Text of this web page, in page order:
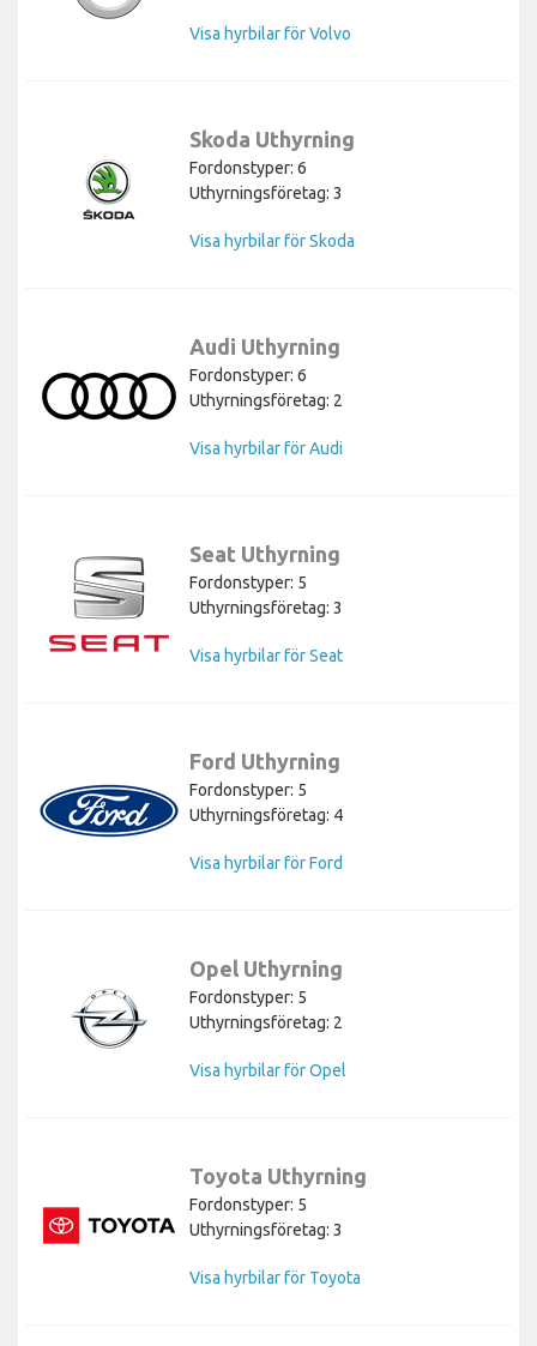
Visa hyrbilar för Volvo
Skoda Uthyrning
Fordonstyper: 6
Uthyrningsföretag: 3
Visa hyrbilar för Skoda
Audi Uthyrning
Fordonstyper: 6
Uthyrningsföretag: 2
Visa hyrbilar för Audi
Seat Uthyrning
Fordonstyper: 5
Uthyrningsföretag: 3
Visa hyrbilar för Seat
Ford Uthyrning
Fordonstyper: 5
Uthyrningsföretag: 4
Visa hyrbilar för Ford
Opel Uthyrning
Fordonstyper: 5
Uthyrningsföretag: 2
Visa hyrbilar för Opel
Toyota Uthyrning
Fordonstyper: 5
Uthyrningsföretag: 3
Visa hyrbilar för Toyota